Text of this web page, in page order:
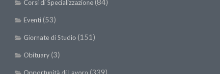
Corsi di Specializzazione(84)
Eventi(53)
Giornate di Studio (151)
Obituary(3)
(339)